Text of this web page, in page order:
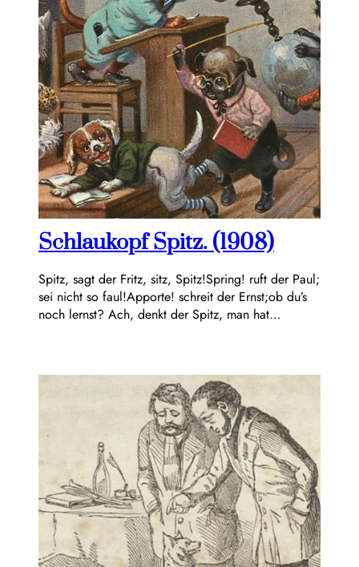
Schlaukopf Spitz. (1908)
Spitz, sagt der Fritz, sitz, Spitz!Spring! ruft der Paul;
sei nicht so faul!Apporte! schreit der Ernst;ob du’s
noch lernst? Ach, denkt der Spitz, man hat…